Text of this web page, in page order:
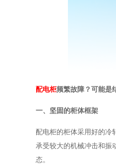
配电柜频繁故障？可能是
一、坚固的柜体框架
配电柜的柜体采用好的冷
承受较大的机械冲击和振
态。